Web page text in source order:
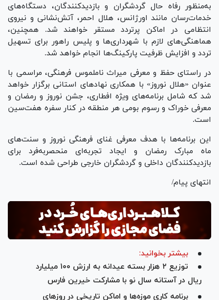
به‌منظور رفاه حال گردشگران و بازدیدکنندگان، دستگاه‌های
خدمات‌رسان مانند اورژانس، هلال احمر، آتش‌نشانی و نیروی
انتظامی در اماکن پرتردد مستقر خواهند شد. همچنین،
هماهنگی‌های لازم با شهرداری‌ها و پلیس راهور برای تسهیل
تردد و افزایش ظرفیت پارکینگ‌ها انجام خواهد شد.
در راستای حفظ و معرفی میراث ناملموس فرهنگی، مراسمی با
عنوان «هلال نوروز» با همکاری نهاد‌های استانی برگزار خواهد
شد که شامل برنامه‌های ویژه افطاری، جشن نوروز و رمضان و
معرفی خوراک و رسوم بومی هر منطقه در کنار سفره هفت‌سین
است.
این برنامه‌ها با هدف معرفی غنای فرهنگی نوروز و سنت‌های
ماه مبارک رمضان و ایجاد تجربه‌ای منحصر‌به‌فرد برای
بازدیدکنندگان داخلی و گردشگران خارجی طراحی شده است.
انتهای پیام/
بیشتر بخوانید:
توزیع ۲ هزار بسته عیدانه به ارزش ۱۰۰ میلیارد
ریال در آستانه سال نو با مشارکت خیرین فارس
برنامه کاری موزه‌ها و اماکن تاریخی در روز‌های